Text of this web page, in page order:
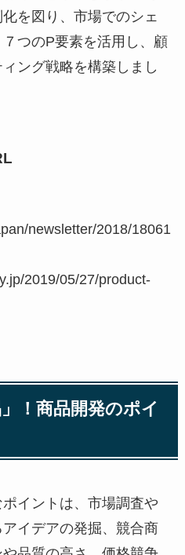
を図り、市場でのシェ
つのP要素を活用し、顧
ング戦略を構築しまし
newsletter/2018/18061
2019/05/27/product-
！商品開発のポイ
イントは、市場調査や
イデアの発掘、競合商